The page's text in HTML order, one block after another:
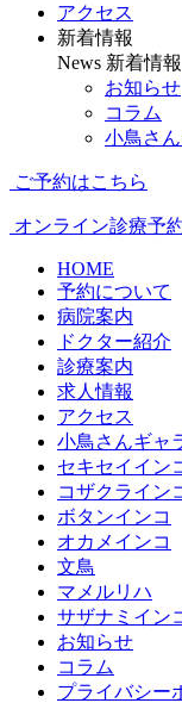
アクセス
新着情報
News 新着情報
お知らせ
コラム
小鳥さ
ご予約はこちら
オンライン診療予
HOME
予約について
病院案内
ドクター紹介
診療案内
求人情報
アクセス
小鳥さんギャ
セキセイイン
コザクライン
ボタンインコ
オカメインコ
文鳥
マメルリハ
サザナミイン
お知らせ
コラム
プライバシー